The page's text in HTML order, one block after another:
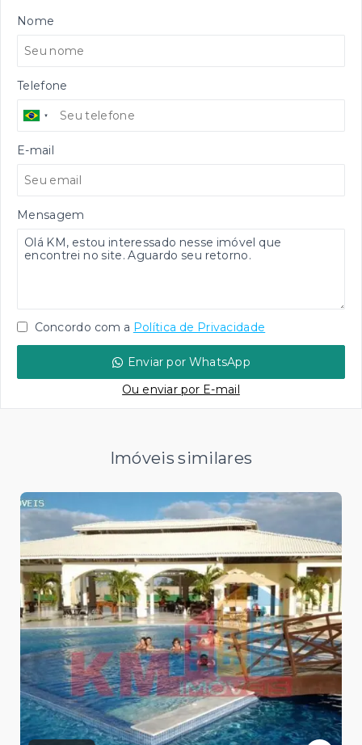
Nome
Telefone
E-mail
Mensagem
Concordo com a Política de Privacidade
Enviar por WhatsApp
Ou enviar por E-mail
Imóveis similares